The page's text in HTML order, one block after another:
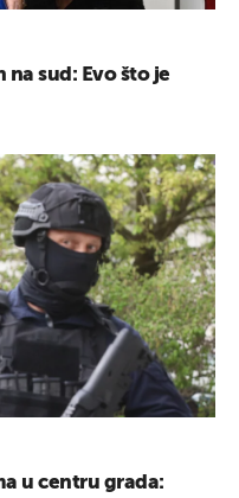
na sud: Evo što je
u centru grada: